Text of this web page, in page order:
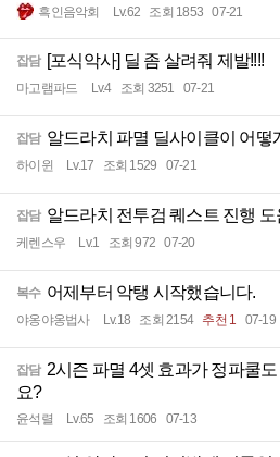
흑인음악회 Lv.62 조회 1853 07-21
잡담 [포식악사] 딜 좀 살려줘 제발!!!!
마고램파드 Lv.4 조회 3251 07-21
잡담 알드라치 파멸 딜사이클이 어떻
하이윈 Lv.17 조회 1529 07-21
잡담 알드라치 전투검 퀘스트 진행
케렌스우 Lv.1 조회 972 07-20
복수 어제부터 악탱 시작했습니다.
야옹야옹법사 Lv.18 조회 2154 추천 1 07-19
잡담 2시즌 파멸 4셋 효과가 정파쿨
요?
윤석렬 Lv.65 조회 1606 07-13